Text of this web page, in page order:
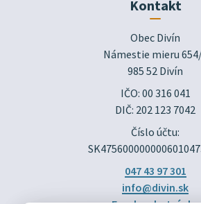
Kontakt
Obec Divín
Námestie mieru
985 52 Divín
IČO: 00 316 041
DIČ: 202 123 7042
Číslo účtu:
047 43 97 301
info@divin.sk